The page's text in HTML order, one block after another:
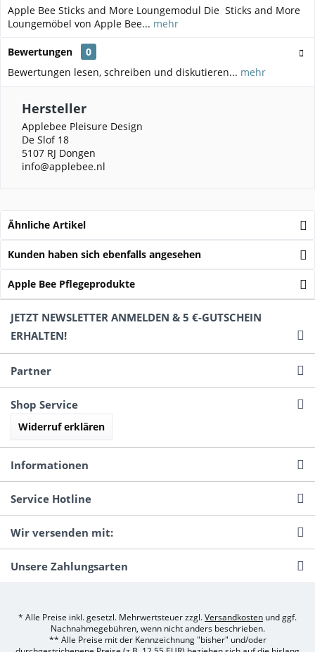
Apple Bee Sticks and More Loungemodul Die Sticks and More
Loungemöbel von Apple Bee... mehr
Bewertungen
0
Bewertungen lesen, schreiben und diskutieren... mehr
Hersteller
Applebee Pleisure Design
De Slof 18
5107 RJ Dongen
info@applebee.nl
Ähnliche Artikel
Kunden haben sich ebenfalls angesehen
Apple Bee Pflegeprodukte
JETZT NEWSLETTER ANMELDEN & 5 €-GUTSCHEIN
ERHALTEN!
Partner
Shop Service
Widerruf erklären
Informationen
Service Hotline
Wir versenden mit:
Unsere Zahlungsarten
* Alle Preise inkl. gesetzl. Mehrwertsteuer zzgl.Versandkosten und ggf.
Nachnahmegebühren, wenn nicht anders beschrieben.
** Alle Preise mit der Kennzeichnung "bisher" und/oder